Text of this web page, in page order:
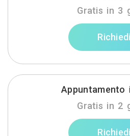
Gratis in 3
Richiedi
Appuntamento
Gratis in 2
Richiedi